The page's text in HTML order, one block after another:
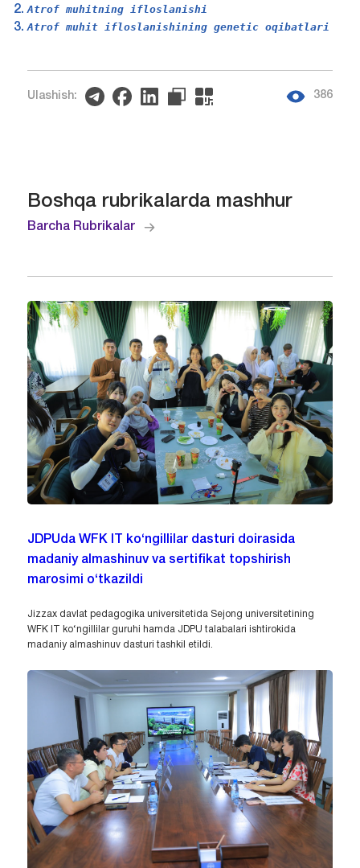
Atrof muhitning ifloslanishi
Atrof muhit ifloslanishining genetic oqibatlari
Ulashish: 386
Boshqa rubrikalarda mashhur
Barcha Rubrikalar
JDPUda WFK IT ko‘ngillilar dasturi doirasida
madaniy almashinuv va sertifikat topshirish
marosimi o‘tkazildi
Jizzax davlat pedagogika universitetida Sejong universitetining
WFK IT ko‘ngillilar guruhi hamda JDPU talabalari ishtirokida
madaniy almashinuv dasturi tashkil etildi.